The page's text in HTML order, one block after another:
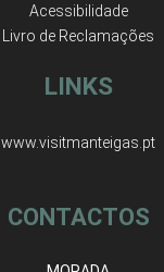
Acessibilidade
Livro de Reclamações
LINKS
www.visitmanteigas.pt
CONTACTOS